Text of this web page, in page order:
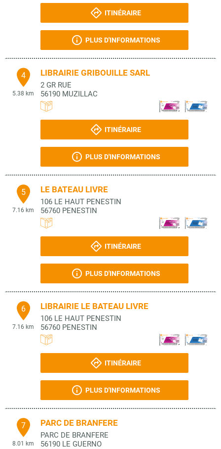
ITINÉRAIRE
PLUS D'INFORMATIONS
4
5.38 km
LIBRAIRIE GRIBOUILLE SARL
2 GR RUE
56190 MUZILLAC
ITINÉRAIRE
PLUS D'INFORMATIONS
5
7.16 km
LE BATEAU LIVRE
106 LE HAUT PENESTIN
56760 PENESTIN
ITINÉRAIRE
PLUS D'INFORMATIONS
6
7.16 km
LIBRAIRIE LE BATEAU LIVRE
106 LE HAUT PENESTIN
56760 PENESTIN
ITINÉRAIRE
PLUS D'INFORMATIONS
7
8.01 km
PARC DE BRANFERE
PARC DE BRANFERE
56190 LE GUERNO